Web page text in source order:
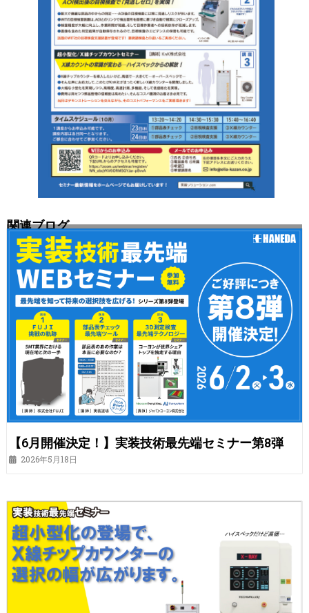
関連ブログ
【6月開催決定！】実装技術最先端セミナー第8弾
2026年5月18日